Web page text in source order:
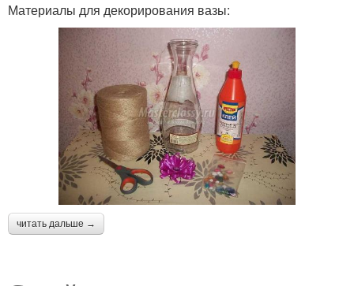
Материалы для декорирования вазы:
читать дальше →